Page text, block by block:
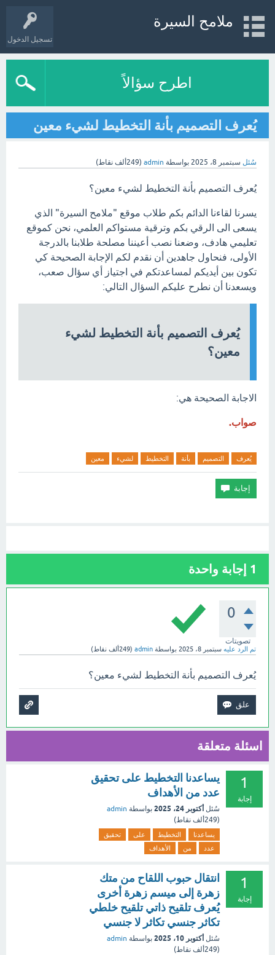
تسجيل الدخول
ملامح السيرة
اطرح سؤالاً
يُعرف التصميم بأنة التخطيط لشيء معين
سُئل سبتمبر 8، 2025 بواسطة admin
(249ألف نقاط)
يُعرف التصميم بأنة التخطيط لشيء معين؟
يسرنا لقاءنا الدائم بكم طلاب موقع "ملامح السيرة" الذي
يسعى الى الرقي بكم وترقية مستواكم العلمي، نحن كموقع
تعليمي هادف، وضعنا نصب أعيننا مصلحة طلابنا بالدرجة
الأولى، فنحاول جاهدين أن نقدم لكم الإجابة الصحيحة كي
تكون بين أيديكم لمساعدتكم في اجتياز أي سؤال صعب،
ويسعدنا أن نطرح عليكم السؤال التالي:
يُعرف التصميم بأنة التخطيط لشيء
معين؟
الاجابة الصحيحة هي:
صواب.
يُعرف التصميم بأنة التخطيط لشيء معين
1 إجابة واحدة
0
تصويتات
تم الرد عليه سبتمبر 8، 2025 بواسطة admin
(249ألف نقاط)
يُعرف التصميم بأنة التخطيط لشيء معين؟
اسئلة متعلقة
1
إجابة
يساعدنا التخطيط على تحقيق
عدد من الأهداف
سُئل أكتوبر 24، 2025 بواسطة admin
(249ألف نقاط)
يساعدنا التخطيط على
تحقيق
عدد
من الأهداف
1
إجابة
انتقال حبوب اللقاح من متك
زهرة إلى ميسم زهرة أخرى
يُعرف تلقيح ذاتي تلقيح خلطي
تكاثر جنسي تكاثر لا جنسي
سُئل أكتوبر 10، 2025 بواسطة admin
(249ألف نقاط)